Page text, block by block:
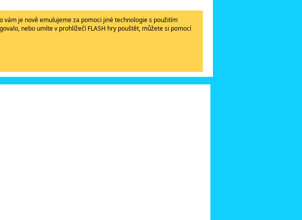
vám je nově emulujeme za pomoci jiné technologie s použitím
nebo umíte v prohlížečí FLASH hry pouštět, můžete si pomocí